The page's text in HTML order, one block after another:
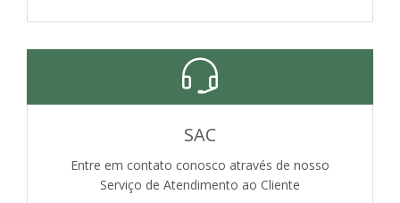
SAC
Entre em contato conosco através de nosso
Serviço de Atendimento ao Cliente